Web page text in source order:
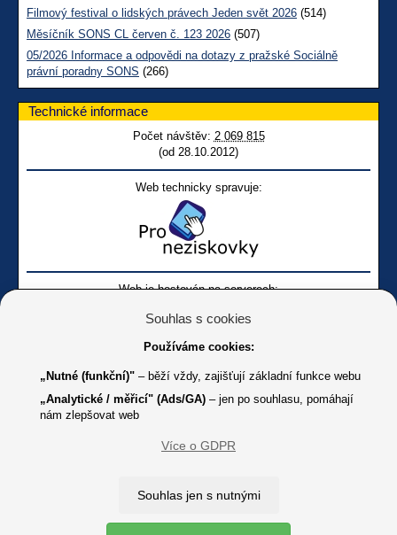
Filmový festival o lidských právech Jeden svět 2026 (514)
Měsíčník SONS CL červen č. 123 2026 (507)
05/2026 Informace a odpovědi na dotazy z pražské Sociálně
právní poradny SONS (266)
Technické informace
Počet návštěv: 2 069 815
(od 28.10.2012)
Web technicky spravuje:
Web je hostován na serverech:
Online
Youtube SONS
K jakémukoliv užití textů a obrázků uvedených na tomto serveru je
Copyright © 2012 - 2026 SONS ČR, z. s.
Souhlas s cookies
Používáme cookies:
„Nutné (funkční)" – běží vždy, zajišťují základní funkce webu
„Analytické / měřicí" (Ads/GA) – jen po souhlasu, pomáhají
nám zlepšovat web
Více o GDPR
Souhlas jen s nutnými